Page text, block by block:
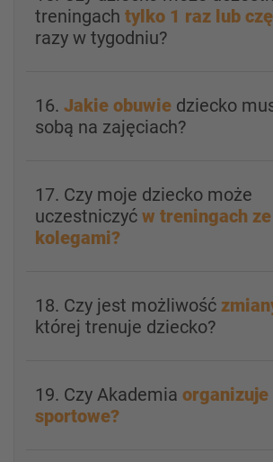
treningach tylko 1 raz lub
razy w tygodniu?
16. Jakie obuwie dziecko
sobą na zajęciach?
17. Czy moje dziecko może
uczestniczyć w treningach
kolegami?
18. Czy jest możliwość
której trenuje dziecko?
19. Czy Akademia organizuje
sportowe?